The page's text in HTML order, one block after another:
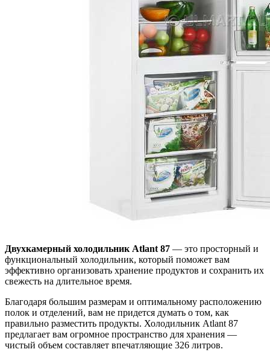
Двухкамерный холодильник Atlant 87 — это просторный и
функциональный холодильник, который поможет вам
эффективно организовать хранение продуктов и сохранить их
свежесть на длительное время.
Благодаря большим размерам и оптимальному расположению
полок и отделений, вам не придется думать о том, как
правильно разместить продукты. Холодильник Atlant 87
предлагает вам огромное пространство для хранения —
чистый объем составляет впечатляющие 326 литров.